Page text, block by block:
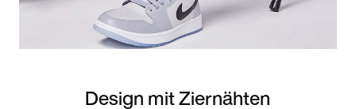
Design mit Ziernähten